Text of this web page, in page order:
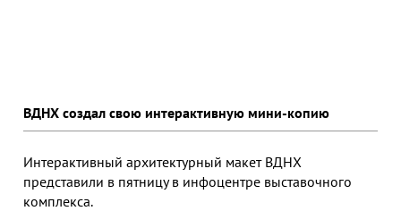
ВДНХ создал свою интерактивную мини-копию
Интерактивный архитектурный макет ВДНХ
представили в пятницу в инфоцентре выставочного
комплекса.